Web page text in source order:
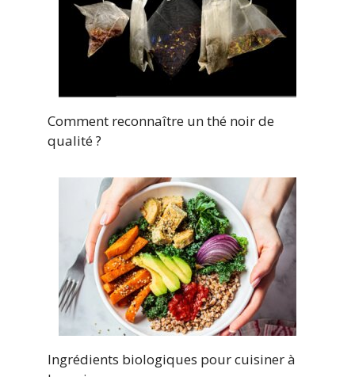
Comment reconnaître un thé noir de
qualité ?
Ingrédients biologiques pour cuisiner à